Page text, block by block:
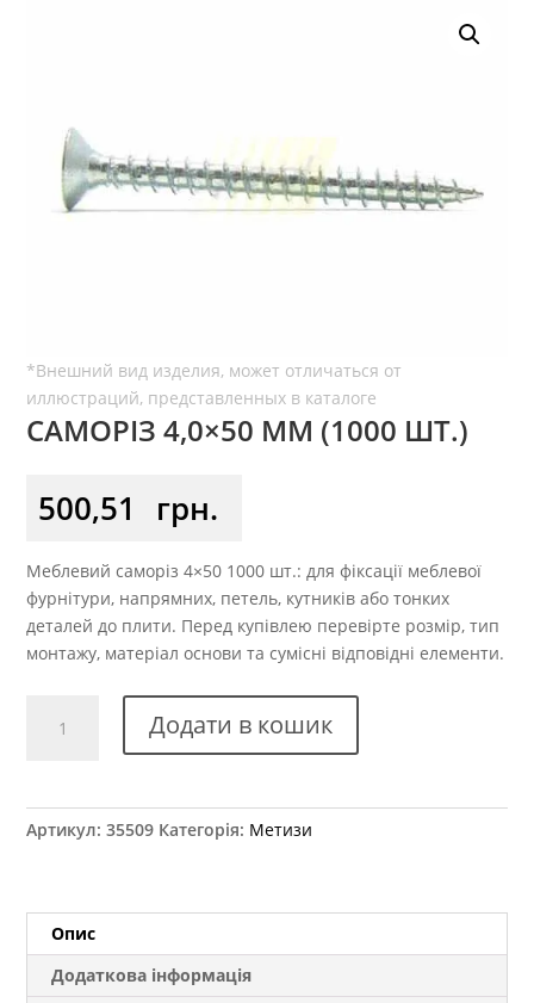
САМОРІЗ 4,0×50 ММ (1000 ШТ.)
500,51 грн.
Меблевий саморіз 4×50 1000 шт.: для фіксації меблевої
фурнітури, напрямних, петель, кутників або тонких
деталей до плити. Перед купівлею перевірте розмір, тип
монтажу, матеріал основи та сумісні відповідні елементи.
4,0x50
кількість
Додати в кошик
Артикул:35509 Категорія: Метизи
Опис
Додаткова інформація